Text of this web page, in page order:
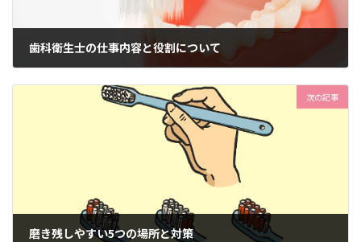
歯科衛生士の仕事内容と役割について
次の記事
磨き残しやすい5つの場所と対策